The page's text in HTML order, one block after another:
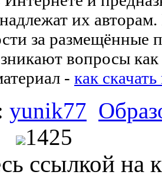
их
за размещённые
вопросы как
- как
yunik77
1425
ссылкой на